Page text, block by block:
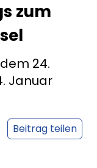
zum
24.
Januar
Beitrag teilen